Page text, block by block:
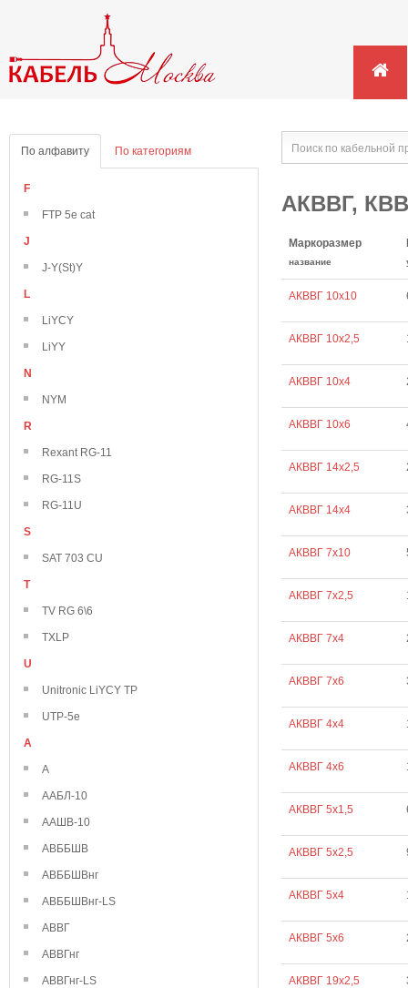
По алфавиту По категориям
F
FTP 5e cat
J
J-Y(St)Y
L
LiYCY
LiYY
N
NYM
R
Rexant RG-11
RG-11S
RG-11U
S
SAT 703 CU
T
TV RG 6\6
TXLP
U
Unitronic LiYCY TP
UTP-5e
А
А
ААБЛ-10
ААШВ-10
АВББШВ
АВББШВнг
АВББШВнг-LS
АВВГ
АВВГнг
АВВГнг-LS
АКВВГ,
Маркоразмер
название
АКВВГ 10х10
АКВВГ 10х2,5
АКВВГ 10х4
АКВВГ 10х6
АКВВГ 14х2,5
АКВВГ 14х4
АКВВГ 7х10
АКВВГ 7х2,5
АКВВГ 7х4
АКВВГ 7х6
АКВВГ 4х4
АКВВГ 4х6
АКВВГ 5х1,5
АКВВГ 5х2,5
АКВВГ 5х4
АКВВГ 5х6
АКВВГ 19х2,5